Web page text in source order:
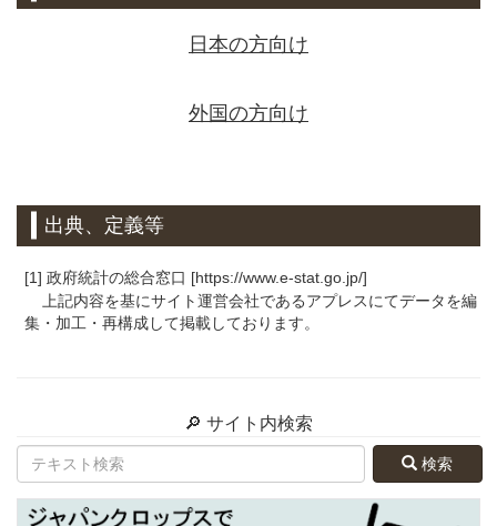
日本の方向け
外国の方向け
出典、定義等
[1] 政府統計の総合窓口 [https://www.e-stat.go.jp/]
上記内容を基にサイト運営会社であるアプレスにてデータを編
集・加工・再構成して掲載しております。
🔎 サイト内検索
検索